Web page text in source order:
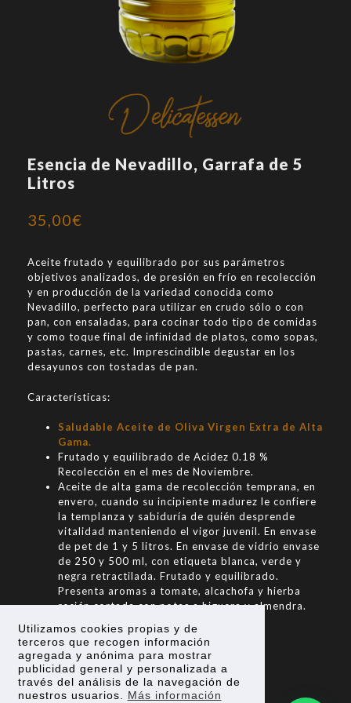
Utilizamos cookies propias y de
terceros que recogen información
agregada y anónima para mostrar
publicidad general y personalizada a
través del análisis de la navegación de
nuestros usuarios. Más información
Esencia de Nevadillo, Garrafa de 5
Litros
35,00€
Aceite frutado y equilibrado por sus parámetros
objetivos analizados, de presión en frío en recolección
y en producción de la variedad conocida como
Nevadillo, perfecto para utilizar en crudo sólo o con
pan, con ensaladas, para cocinar todo tipo de comidas
y como toque final de infinidad de platos, como sopas,
pastas, carnes, etc. Imprescindible degustar en los
desayunos con tostadas de pan.
Características:
Saludable Aceite de Oliva Virgen Extra de Alta
Gama.
Frutado y equilibrado de Acidez 0.18 %
Recolección en el mes de Noviembre.
Aceite de alta gama de recolección temprana, en
envero, cuando su incipiente madurez le confiere
la templanza y sabiduría de quién desprende
vitalidad manteniendo el vigor juvenil. En envase
de pet de 1 y 5 litros. En envase de vidrio envase
de 250 y 500 ml, con etiqueta blanca, verde y
negra retractilada. Frutado y equilibrado.
Presenta aromas a tomate, alcachofa y hierba
recién cortada con notas a higuera y almendra.
Si eres mayorista contacta para una oferta
personalizada.
Descargar ficha técnica